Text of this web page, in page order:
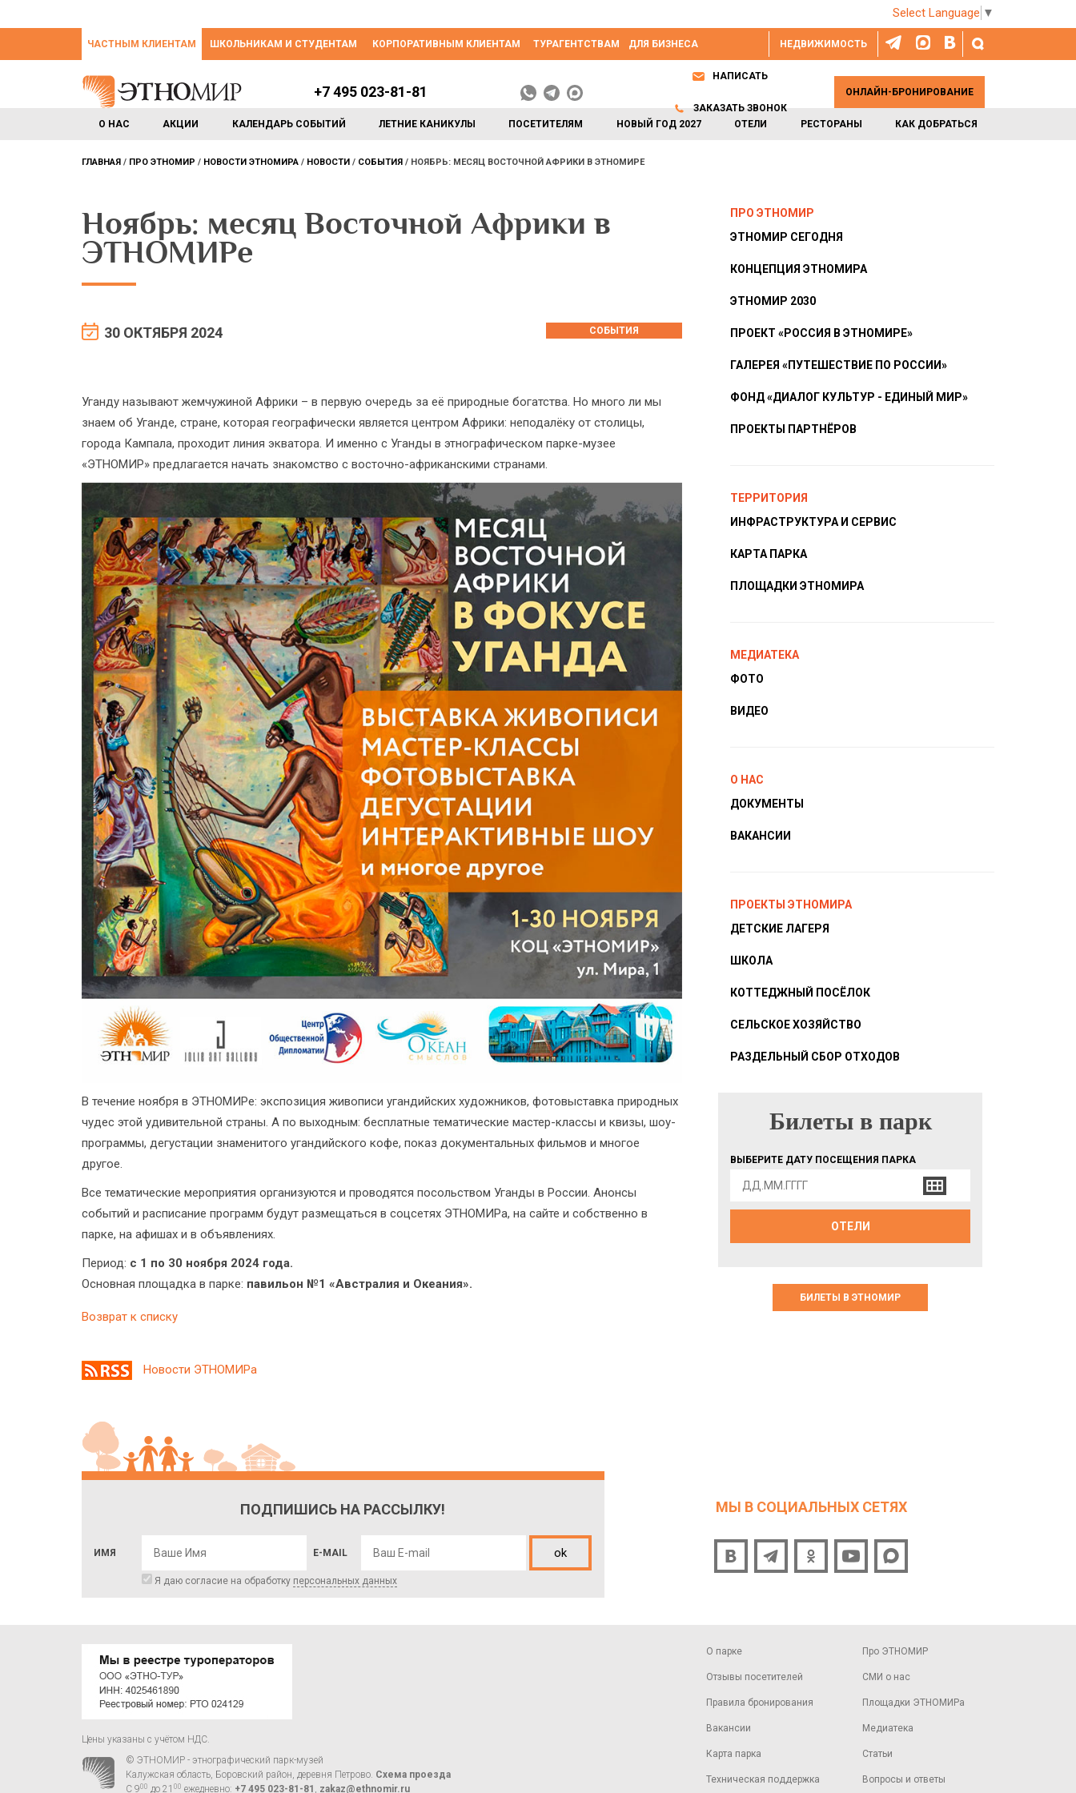
Select Language ▼
НЕДВИЖИМОСТЬ
ЧАСТНЫМ КЛИЕНТАМ ШКОЛЬНИКАМ И СТУДЕНТАМ КОРПОРАТИВНЫМ КЛИЕНТАМ ТУРАГЕНТСТВАМ ДЛЯ БИЗНЕСА
О НАС АКЦИИ КАЛЕНДАРЬ СОБЫТИЙ ЛЕТНИЕ КАНИКУЛЫ ПОСЕТИТЕЛЯМ НОВЫЙ ГОД 2027 ОТЕЛИ РЕСТОРАНЫ КАК ДОБРАТЬСЯ
+7 495 023-81-81
НАПИСАТЬ
ЗАКАЗАТЬ ЗВОНОК
ОНЛАЙН-БРОНИРОВАНИЕ
ГЛАВНАЯ ПРО ЭТНОМИР НОВОСТИ ЭТНОМИРА НОВОСТИ СОБЫТИЯ НОЯБРЬ: МЕСЯЦ ВОСТОЧНОЙ АФРИКИ В ЭТНОМИРЕ
Ноябрь: месяц Восточной Африки в
ЭТНОМИРе
30 ОКТЯБРЯ 2024 СОБЫТИЯ
Уганду называют жемчужиной Африки – в первую очередь за её природные богатства. Но много ли мы
знаем об Уганде, стране, которая географически является центром Африки: неподалёку от столицы,
города Кампала, проходит линия экватора. И именно с Уганды в этнографическом парке-музее
«ЭТНОМИР» предлагается начать знакомство с восточно-африканскими странами.
В течение ноября в ЭТНОМИРе: экспозиция живописи угандийских художников, фотовыставка природных
чудес этой удивительной страны. А по выходным: бесплатные тематические мастер-классы и квизы, шоу-
программы, дегустации знаменитого угандийского кофе, показ документальных фильмов и многое
другое.
Все тематические мероприятия организуются и проводятся посольством Уганды в России. Анонсы
событий и расписание программ будут размещаться в соцсетях ЭТНОМИРа, на сайте и собственно в
парке, на афишах и в объявлениях.
Период: с 1 по 30 ноября 2024 года.
Основная площадка в парке: павильон №1 «Австралия и Океания».
Возврат к списку
ПРО ЭТНОМИР
ЭТНОМИР СЕГОДНЯ
КОНЦЕПЦИЯ ЭТНОМИРА
ЭТНОМИР 2030
ПРОЕКТ «РОССИЯ В ЭТНОМИРЕ»
ГАЛЕРЕЯ «ПУТЕШЕСТВИЕ ПО РОССИИ»
ФОНД «ДИАЛОГ КУЛЬТУР - ЕДИНЫЙ МИР»
ПРОЕКТЫ ПАРТНЁРОВ
ТЕРРИТОРИЯ
ИНФРАСТРУКТУРА И СЕРВИС
КАРТА ПАРКА
ПЛОЩАДКИ ЭТНОМИРА
МЕДИАТЕКА
ФОТО
ВИДЕО
О НАС
ДОКУМЕНТЫ
ВАКАНСИИ
ПРОЕКТЫ ЭТНОМИРА
ДЕТСКИЕ ЛАГЕРЯ
ШКОЛА
КОТТЕДЖНЫЙ ПОСЁЛОК
СЕЛЬСКОЕ ХОЗЯЙСТВО
РАЗДЕЛЬНЫЙ СБОР ОТХОДОВ
БИЛЕТЫ В ПАРК
Билеты в парк
ВЫБЕРИТЕ ДАТУ ПОСЕЩЕНИЯ ПАРКА
ОТЕЛИ
БИЛЕТЫ В ЭТНОМИР
Новости ЭТНОМИРа
ПОДПИШИСЬ НА РАССЫЛКУ!
ИМЯ E-MAIL ok
Я даю согласие на обработку персональных данных
МЫ В СОЦИАЛЬНЫХ СЕТЯХ
О парке
Отзывы посетителей
Правила бронирования
Вакансии
Карта парка
Техническая поддержка
Про ЭТНОМИР
СМИ о нас
Площадки ЭТНОМИРа
Медиатека
Статьи
Вопросы и ответы
Цены указаны с учётом НДС.
© ЭТНОМИР - этнографический парк-музей
Калужская область, Боровский район, деревня Петрово. Схема проезда
С 900 до 21 00 ежедневно: +7 495 023-81-81 , zakaz@ethnomir.ru